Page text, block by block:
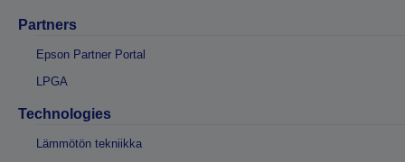
Partners
Epson Partner Portal
LPGA
Technologies
Lämmötön tekniikka